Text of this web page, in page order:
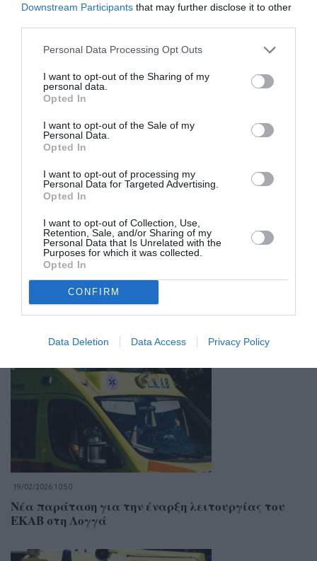
Downstream Participants that may further disclose it to other
Personal Data Processing Opt Outs
I want to opt-out of the Sharing of my
personal data.
Opted In
I want to opt-out of the Sale of my
Personal Data.
Opted In
I want to opt-out of processing my
Personal Data for Targeted Advertising.
Opted In
I want to opt-out of Collection, Use,
Retention, Sale, and/or Sharing of my
Personal Data that Is Unrelated with the
Purposes for which it was collected.
Opted In
CONFIRM
Data Deletion Data Access Privacy Policy
19/02/2026 10:50
Νέα παράταση για την έναρξη λειτουργίας του
ΕΚΑΒ στη Λογγά